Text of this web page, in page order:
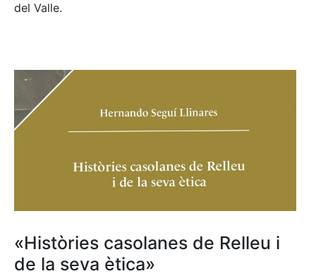
del Valle.
«Històries casolanes de Relleu i
de la seva ètica»